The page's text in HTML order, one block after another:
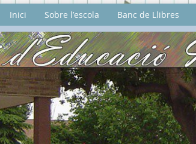
Inici Sobre l’escola Banc de Llibres